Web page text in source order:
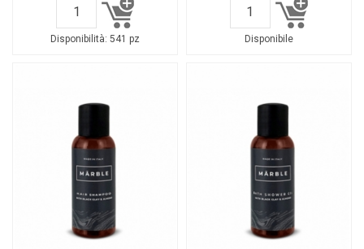
Disponibilità:541 pz Disponibile